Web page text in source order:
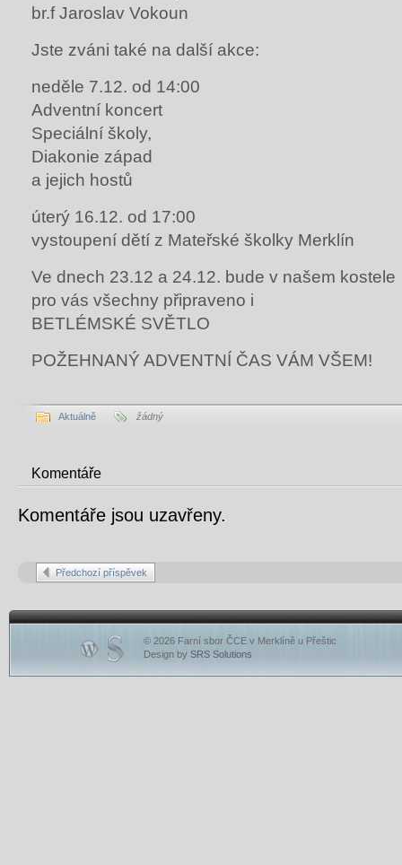
br.f Jaroslav Vokoun
Jste zváni také na další akce:
neděle 7.12. od 14:00
Adventní koncert
Speciální školy,
Diakonie západ
a jejich hostů
úterý 16.12. od 17:00
vystoupení dětí z Mateřské školky Merklín
Ve dnech 23.12 a 24.12. bude v našem kostele
pro vás všechny připraveno i
BETLÉMSKÉ SVĚTLO
POŽEHNANÝ ADVENTNÍ ČAS VÁM VŠEM!
Aktuálně žádný
Komentáře
Komentáře jsou uzavřeny.
Předchozí příspěvek
© 2026 Farní sbor ČCE v Merklíně u Přeštic
Design by SRS Solutions